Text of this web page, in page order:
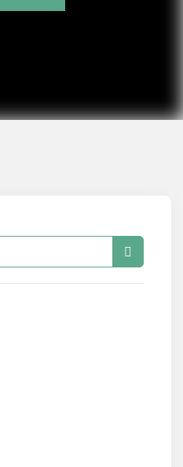
Settings